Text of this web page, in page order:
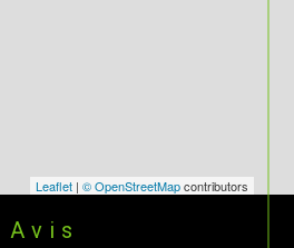
Leaflet | © OpenStreetMapcontributors
Avis